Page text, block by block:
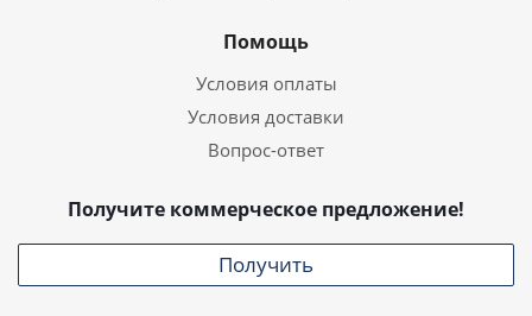
Помощь
Условия оплаты
Условия доставки
Вопрос-ответ
Получите коммерческое предложение!
Получить